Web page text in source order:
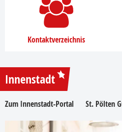
Kontaktverzeichnis
Innenstadt
Zum Innenstadt-Portal St. Pölten